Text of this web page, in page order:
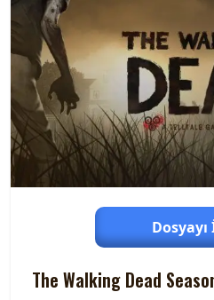
The Walking Dead